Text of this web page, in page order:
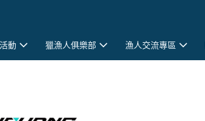
動 獵漁人俱樂部 漁人交流專區